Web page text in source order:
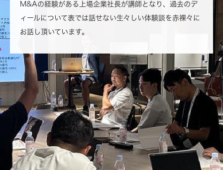
M&Aの経験がある上場企業社長が講師となり、過去のデ
ィールについて表では話せない生々しい体験談を赤裸々に
お話し頂いています。